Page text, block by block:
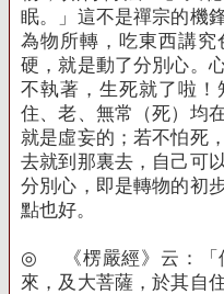
眠。」這不是禪宗的機
為物所轉，吃東西講究
硬，就是動了分別心。
不執著，生死就了啦！
住、老、無常（死）均
就是虛妄的；若不怕死
去就到那裏去，自己可
分別心，即是轉物的初
點也好。
◎
《楞嚴經》云：
來，及大菩薩，於其自